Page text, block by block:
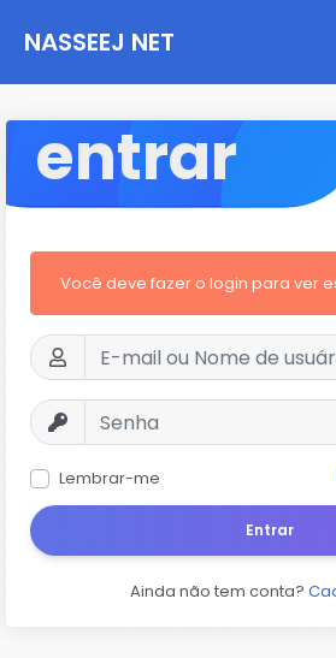
NASSEEJ NET
entrar
Você deve fazer o login para ver
Lembrar-me
Entrar
Ainda não tem conta?